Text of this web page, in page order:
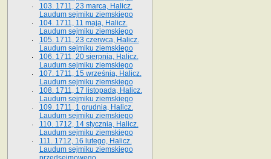
103. 1711, 23 marca, Halicz.
Laudum sejmiku ziemskiego
104. 1711, 11 maja, Halicz.
Laudum sejmiku ziemskiego
105. 1711, 23 czerwca, Halicz.
Laudum sejmiku ziemskiego
106. 1711, 20 sierpnia, Halicz.
Laudum sejmiku ziemskiego
107. 1711, 15 września, Halicz.
Laudum sejmiku ziemskiego
108. 1711, 17 listopada, Halicz.
Laudum sejmiku ziemskiego
109. 1711, 1 grudnia, Halicz.
Laudum sejmiku ziemskiego
110. 1712, 14 stycznia, Halicz.
Laudum sejmiku ziemskiego
111. 1712, 16 lutego, Halicz.
Laudum sejmiku ziemskiego